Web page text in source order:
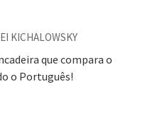
KICHALOWSKY
que compara o
o Português!